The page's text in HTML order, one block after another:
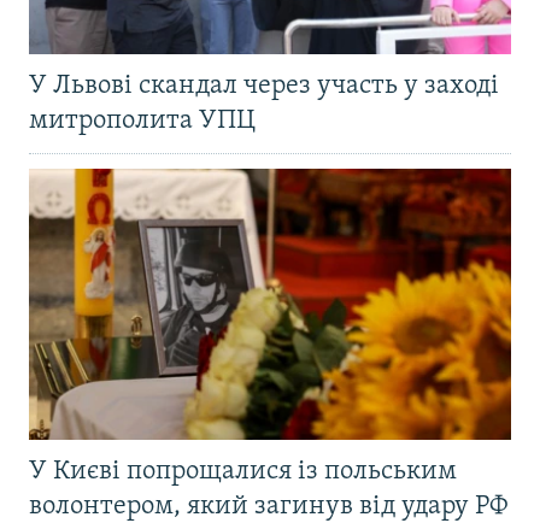
У Львові скандал через участь у заході
митрополита УПЦ
У Києві попрощалися із польським
волонтером, який загинув від удару РФ